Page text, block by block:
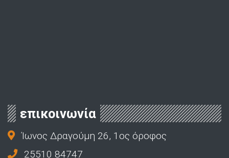
επικοινωνία
Ίωνος Δραγούμη 26, 1ος όροφος
25510 84747